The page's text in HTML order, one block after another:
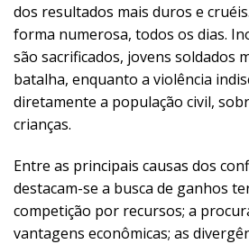
dos resultados mais duros e
forma numerosa, todos os dias.
são sacrificados, jovens soldados
batalha, enquanto a violência
diretamente a população civil,
crianças.
Entre as principais causas dos
destacam-se a busca de ganhos
competição por recursos; a
vantagens econômicas; as